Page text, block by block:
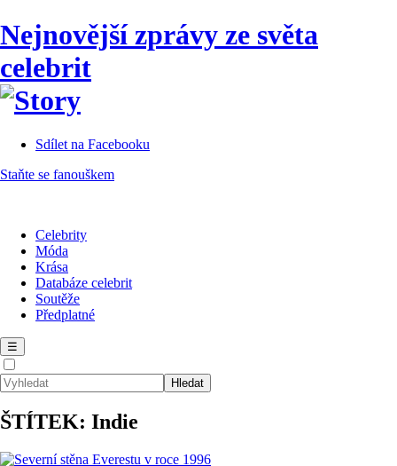
Nejnovější zprávy ze světa
celebrit
Sdílet na Facebooku
Staňte se fanouškem
Celebrity
Móda
Krása
Databáze celebrit
Soutěže
Předplatné
☰
ŠTÍTEK: Indie